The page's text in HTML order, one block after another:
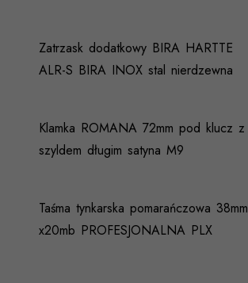
Zatrzask dodatkowy BIRA HARTTE
ALR-S BIRA INOX stal nierdzewna
Klamka ROMANA 72mm pod klucz z
szyldem długim satyna M9
Taśma tynkarska pomarańczowa 38mm
x20mb PROFESJONALNA PLX